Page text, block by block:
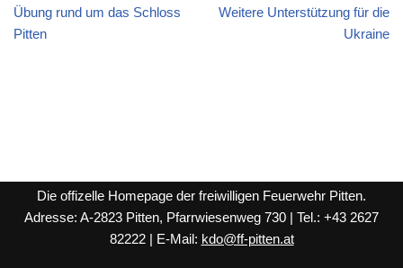
Übung rund um das Schloss
Pitten
Weitere Unterstützung für die
Ukraine
Die offizelle Homepage der freiwilligen Feuerwehr Pitten.
Adresse: A-2823 Pitten, Pfarrwiesenweg 730 | Tel.: +43 2627
82222 | E-Mail: kdo@ff-pitten.at